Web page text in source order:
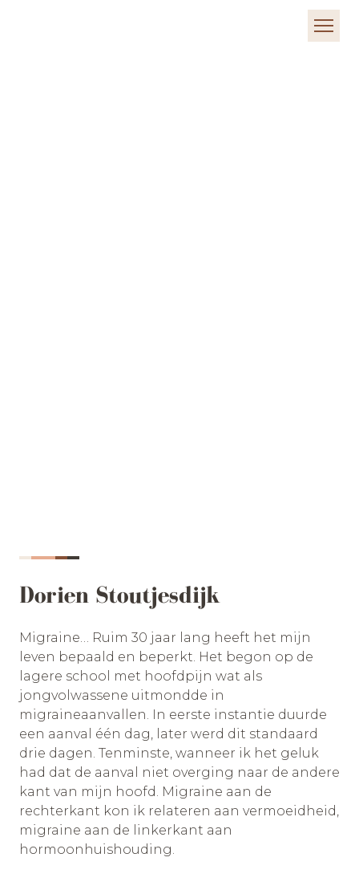
Dorien Stoutjesdijk
Migraine… Ruim 30 jaar lang heeft het mijn
leven bepaald en beperkt. Het begon op de
lagere school met hoofdpijn wat als
jongvolwassene uitmondde in
migraineaanvallen. In eerste instantie duurde
een aanval één dag, later werd dit standaard
drie dagen. Tenminste, wanneer ik het geluk
had dat de aanval niet overging naar de andere
kant van mijn hoofd. Migraine aan de
rechterkant kon ik relateren aan vermoeidheid,
migraine aan de linkerkant aan
hormoonhuishouding.